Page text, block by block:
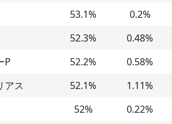
53.1% 0.2%
52.3% 0.48%
P 52.2% 0.58%
アス 52.1% 1.11%
52% 0.22%